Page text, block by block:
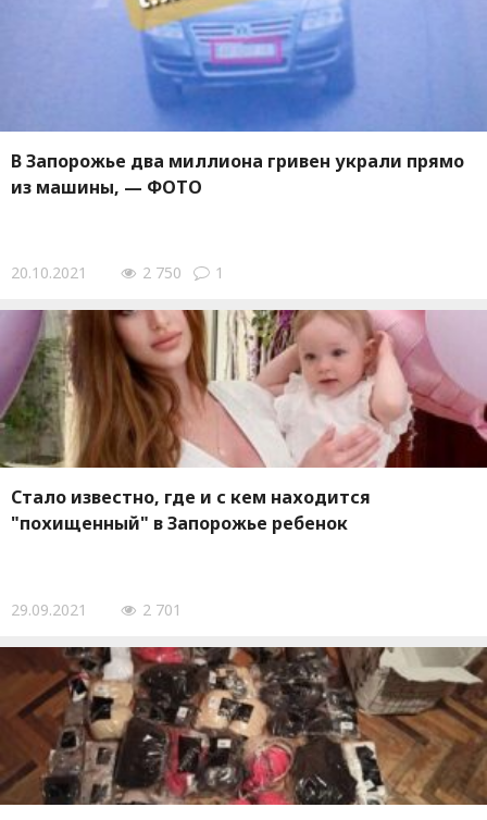
В Запорожье два миллиона гривен украли прямо
из машины, — ФОТО
20.10.2021 2 750 1
Стало известно, где и с кем находится
"похищенный" в Запорожье ребенок
29.09.2021 2 701